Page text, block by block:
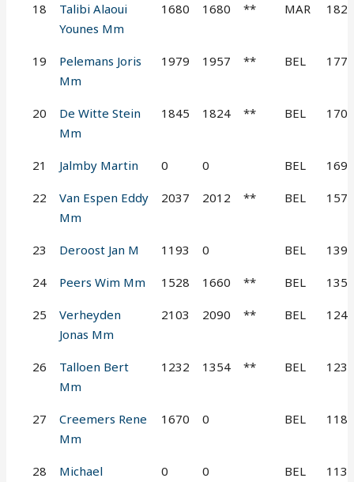
18
Talibi Alaoui
Younes Mm
1680 1680 ** MAR 182
19
Pelemans Joris
Mm
1979 1957 ** BEL 177
20
De Witte Stein
Mm
1845 1824 ** BEL 170
21 Jalmby Martin 0 0 BEL 169
22
Van Espen Eddy
Mm
2037 2012 ** BEL 157
23 Deroost Jan M 1193 0 BEL 139
24 Peers Wim Mm 1528 1660 ** BEL 135
25
Verheyden
Jonas Mm
2103 2090 ** BEL 124
26
Talloen Bert
Mm
1232 1354 ** BEL 123
27
Creemers Rene
Mm
1670 0 BEL 118
28
Michael
0 0 BEL 113